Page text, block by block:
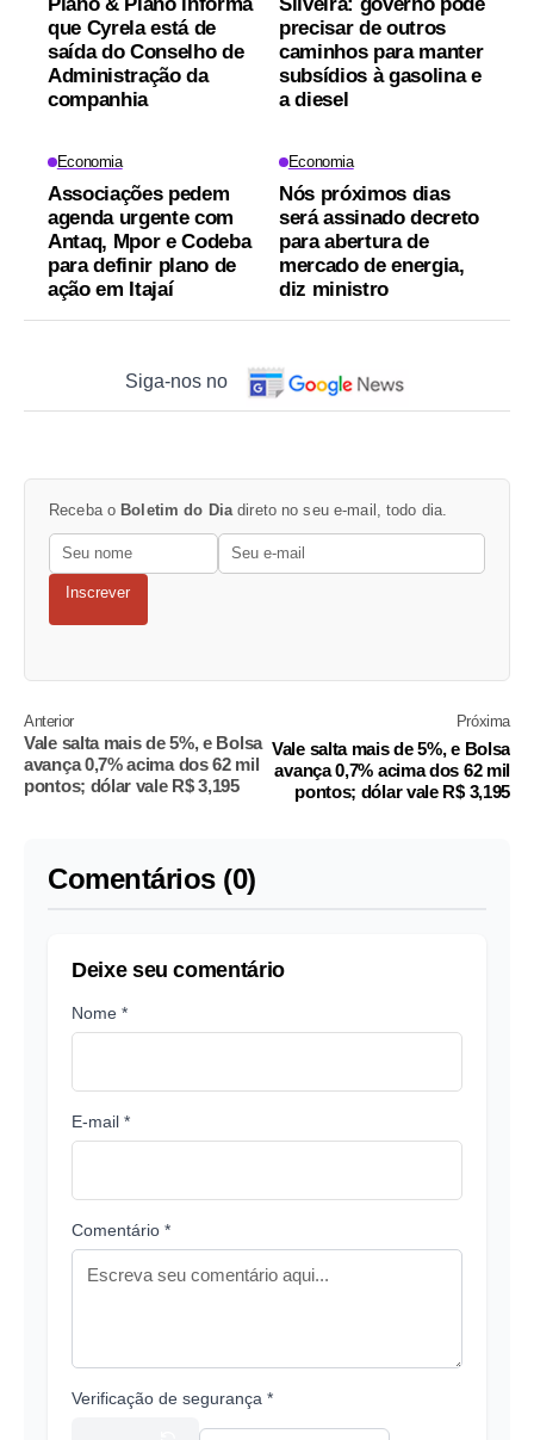
Plano & Plano informa
que Cyrela está de
saída do Conselho de
Administração da
companhia
Silveira: governo pode
precisar de outros
caminhos para manter
subsídios à gasolina e
a diesel
Economia
Associações pedem
agenda urgente com
Antaq, Mpor e Codeba
para definir plano de
ação em Itajaí
Economia
Nós próximos dias
será assinado decreto
para abertura de
mercado de energia,
diz ministro
Siga-nos no
Receba o Boletim do Diadireto no seu e-mail, todo dia.
Inscrever
Anterior
Vale salta mais de 5%, e Bolsa
avança 0,7% acima dos 62 mil
pontos; dólar vale R$ 3,195
Próxima
Vale salta mais de 5%, e Bolsa
avança 0,7% acima dos 62 mil
pontos; dólar vale R$ 3,195
Comentários (0)
Deixe seu comentário
Nome *
E-mail *
Comentário *
Verificação de segurança *